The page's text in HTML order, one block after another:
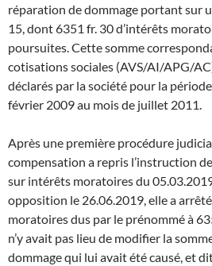
réparation de dommage portant sur
15, dont 6351 fr. 30 d’intérêts
poursuites. Cette somme
cotisations sociales (AVS/AI/APG/
déclarés par la société pour la
février 2009 au mois de juillet 2011.
Après une première procédure
compensation a repris l’instruction
sur intérêts moratoires du
opposition le 26.06.2019, elle a
moratoires dus par le prénommé à
n’y avait pas lieu de modifier la
dommage qui lui avait été causé, et